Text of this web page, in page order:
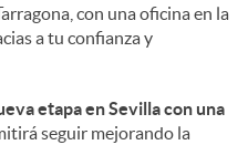
con una oficina en la
a tu confianza y
etapa en Sevilla con una
seguir mejorando la